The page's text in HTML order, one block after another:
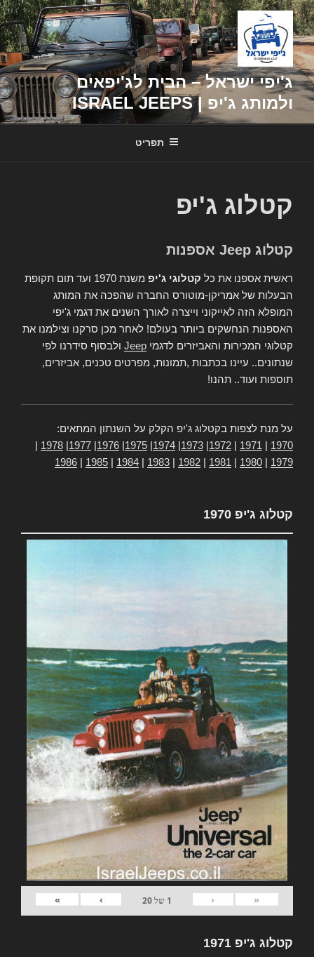
דילוג
לתוכן
ג'יפי ישראל – הבית לג'יפאים
ולמותג ג'יפ | ISRAEL JEEPS
תפריט
קטלוג ג'יפ
קטלוג Jeep אספנות
ראשית אספנו את כל קטלוגי ג'יפ
משנת 1970 ועד תום תקופת
הבעלות של אמריקן-מוטורס החברה שהפכה את המותג
המופלא הזה לאייקוני וייצרה לאורך השנים את דגמי ג'יפי
האספנות הנחשקים ביותר בעולם! לאחר מכן סרקנו וצילמנו את
קטלוגי המכירות והאביזרים לדגמי Jeep ולבסוף סידרנו לפי
שנתונים.. עיינו בכתבות ,תמונות, מפרטים טכנים, אביזרים,
תוספות ועוד.. תהנו!
על מנת לצפות בקטלוג ג'יפ הקלק על השנתון המתאים:
1970
1971
1972
1973
1974
1975
1976
1977
1978
1979
1980
1981
1982
1983
1984
1985
1986
קטלוג ג'יפ 1970
«
‹
1 של20
›
»
קטלוג ג'יפ 1971